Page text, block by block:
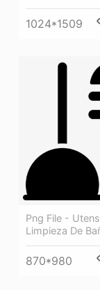
1024*1509
Png File -
Limpieza De
870*980